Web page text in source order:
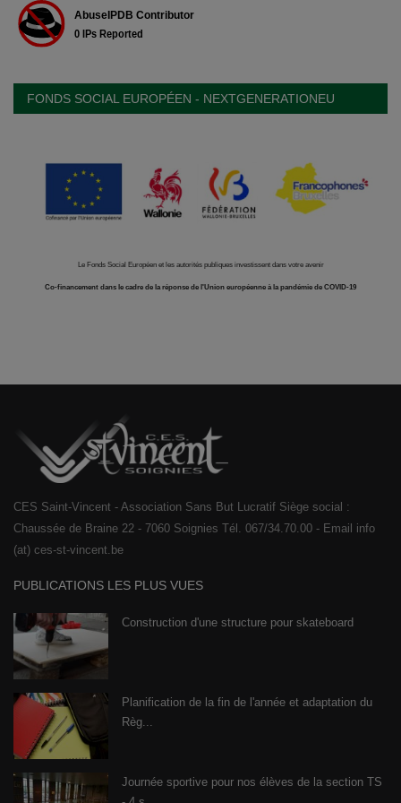
FONDS SOCIAL EUROPÉEN - NEXTGENERATIONEU
Le Fonds Social Européen et les autorités publiques investissent dans votre avenir
Co-financement dans le cadre de la réponse de l'Union européenne à la pandémie de COVID-19
CES Saint-Vincent - Association Sans But Lucratif Siège social :
Chaussée de Braine 22 - 7060 Soignies Tél. 067/34.70.00 - Email info
(at) ces-st-vincent.be
PUBLICATIONS LES PLUS VUES
Construction d'une structure pour skateboard
Planification de la fin de l'année et adaptation du
Règ...
Journée sportive pour nos élèves de la section TS